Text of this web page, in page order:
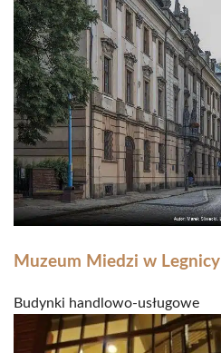
Muzeum Miedzi w Legnicy
Budynki handlowo-usługowe